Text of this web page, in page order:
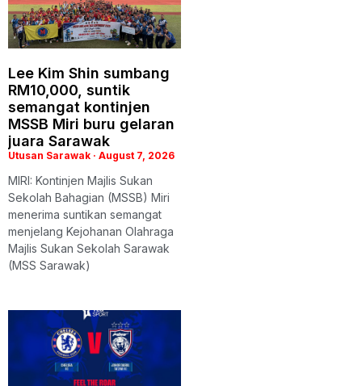
Lee Kim Shin sumbang
RM10,000, suntik
semangat kontinjen
MSSB Miri buru gelaran
juara Sarawak
Utusan Sarawak August 7, 2026
MIRI: Kontinjen Majlis Sukan
Sekolah Bahagian (MSSB) Miri
menerima suntikan semangat
menjelang Kejohanan Olahraga
Majlis Sukan Sekolah Sarawak
(MSS Sarawak)